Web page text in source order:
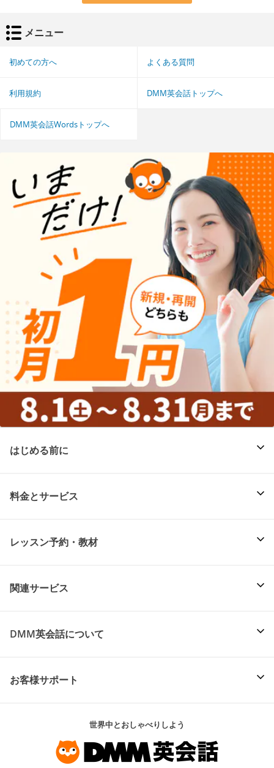
メニュー
初めての方へ よくある質問
利用規約 DMM英会話トップへ
DMM英会話Wordsトップへ
はじめる前に
料金とサービス
レッスン予約・教材
関連サービス
DMM英会話について
お客様サポート
世界中とおしゃべりしよう